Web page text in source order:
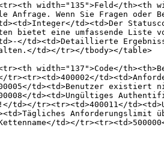
width="135">Feld</th><th
Wenn Sie Fragen oder
td><td>Der
bietet eine umfassende Liste
</td><td>Detaillierte
td></tr></tbody></table>
width="137">Code</
tr><tr><td>400002</
td><td>Benutzer existiert
td><td>Ungültiges
td></tr><tr><td>400011</